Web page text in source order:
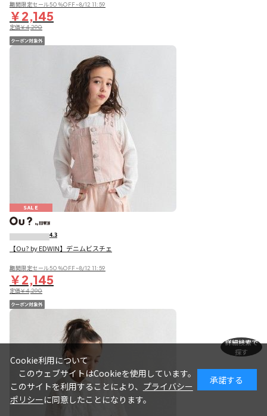
期間限定セール50％OFF~8/12 11:59
￥2,145
定価￥4,290
SALE
4.3
【Ou? by EDWIN】デニムビスチェ
期間限定セール50％OFF~8/12 11:59
￥2,145
定価￥4,290
詳細検索で
探す
Cookie利用について
このウェブサイトはCookieを使用しています。
このサイトを利用することにより、 プライバシー
ポリシーに同意したことになります。
承諾する